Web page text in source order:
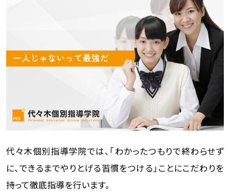
代々木個別指導学院では、「​​わかったつもりで終わらせず
に、できるまでやりとげる習慣をつける」ことにこだわりを
持って徹底指導を行います。